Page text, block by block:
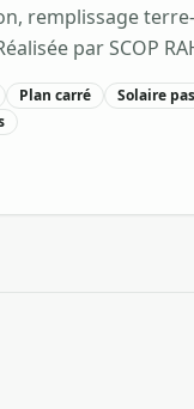
remplissage
par SCOP
Plan carré Solaire